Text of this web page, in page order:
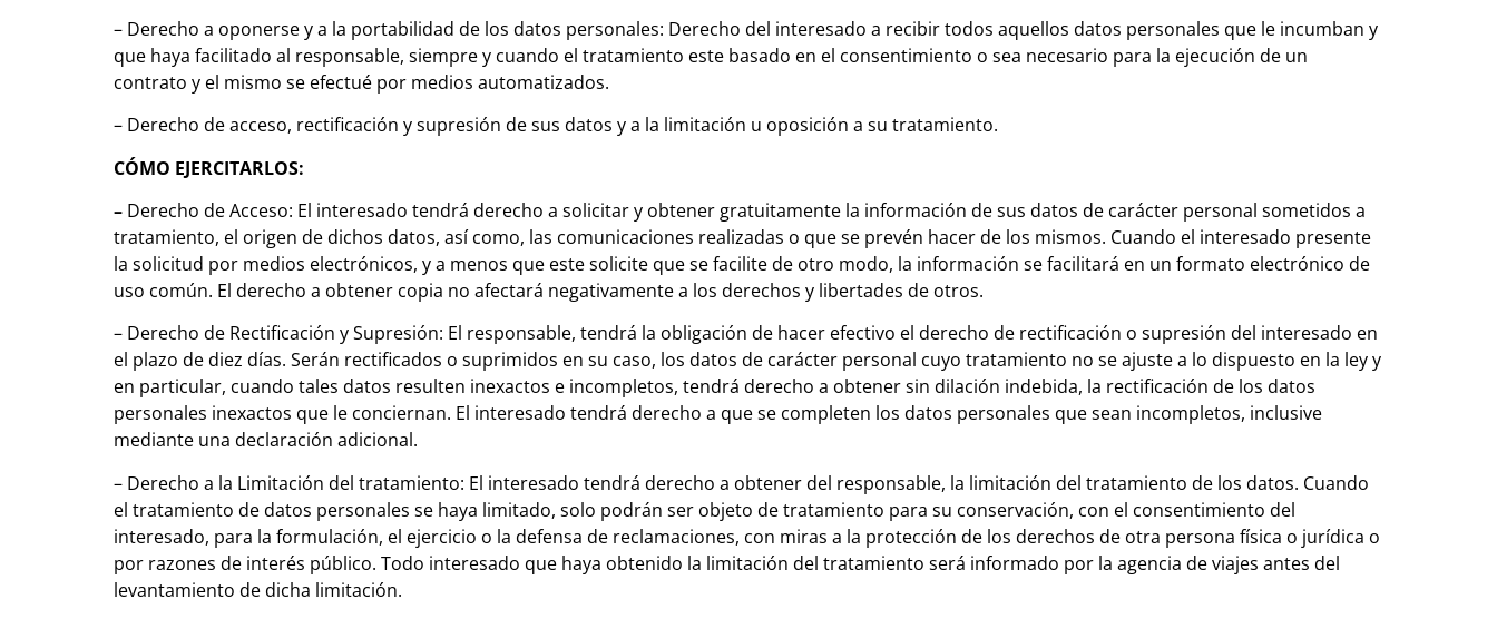
– Derecho a oponerse y a la portabilidad de los datos personales: Derecho del interesado a recibir todos aquellos datos personales que le incumban y
que haya facilitado al responsable, siempre y cuando el tratamiento este basado en el consentimiento o sea necesario para la ejecución de un
contrato y el mismo se efectué por medios automatizados.
– Derecho de acceso, rectificación y supresión de sus datos y a la limitación u oposición a su tratamiento.
CÓMO EJERCITARLOS:
– Derecho de Acceso: El interesado tendrá derecho a solicitar y obtener gratuitamente la información de sus datos de carácter personal sometidos a
tratamiento, el origen de dichos datos, así como, las comunicaciones realizadas o que se prevén hacer de los mismos. Cuando el interesado presente
la solicitud por medios electrónicos, y a menos que este solicite que se facilite de otro modo, la información se facilitará en un formato electrónico de
uso común. El derecho a obtener copia no afectará negativamente a los derechos y libertades de otros.
– Derecho de Rectificación y Supresión: El responsable, tendrá la obligación de hacer efectivo el derecho de rectificación o supresión del interesado en
el plazo de diez días. Serán rectificados o suprimidos en su caso, los datos de carácter personal cuyo tratamiento no se ajuste a lo dispuesto en la ley y
en particular, cuando tales datos resulten inexactos e incompletos, tendrá derecho a obtener sin dilación indebida, la rectificación de los datos
personales inexactos que le conciernan. El interesado tendrá derecho a que se completen los datos personales que sean incompletos, inclusive
mediante una declaración adicional.
– Derecho a la Limitación del tratamiento: El interesado tendrá derecho a obtener del responsable, la limitación del tratamiento de los datos. Cuando
el tratamiento de datos personales se haya limitado, solo podrán ser objeto de tratamiento para su conservación, con el consentimiento del
interesado, para la formulación, el ejercicio o la defensa de reclamaciones, con miras a la protección de los derechos de otra persona física o jurídica o
por razones de interés público. Todo interesado que haya obtenido la limitación del tratamiento será informado por la agencia de viajes antes del
levantamiento de dicha limitación.